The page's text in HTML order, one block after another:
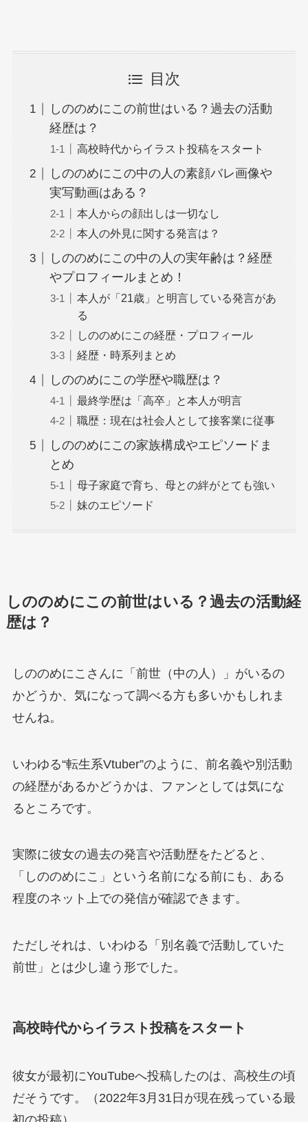
目次
しののめにこの前世はいる？過去の活動
経歴は？
高校時代からイラスト投稿をスタート
しののめにこの中の人の素顔バレ画像や
実写動画はある？
本人からの顔出しは一切なし
本人の外見に関する発言は？
しののめにこの中の人の実年齢は？経歴
やプロフィールまとめ！
本人が「21歳」と明言している発言があ
る
しののめにこの経歴・プロフィール
経歴・時系列まとめ
しののめにこの学歴や職歴は？
最終学歴は「高卒」と本人が明言
職歴：現在は社会人として接客業に従事
しののめにこの家族構成やエピソードま
とめ
母子家庭で育ち、母との絆がとても強い
妹のエピソード
しののめにこの前世はいる？過去の活動経
歴は？
しののめにこさんに「前世（中の人）」がいるの
かどうか、気になって調べる方も多いかもしれま
せんね。
いわゆる“転生系Vtuber”のように、前名義や別活動
の経歴があるかどうかは、ファンとしては気にな
るところです。
実際に彼女の過去の発言や活動歴をたどると、
「しののめにこ」という名前になる前にも、ある
程度のネット上での発信が確認できます。
ただしそれは、いわゆる「別名義で活動していた
前世」とは少し違う形でした。
高校時代からイラスト投稿をスタート
彼女が最初にYouTubeへ投稿したのは、高校生の頃
だそうです。（2022年3月31日が現在残っている最